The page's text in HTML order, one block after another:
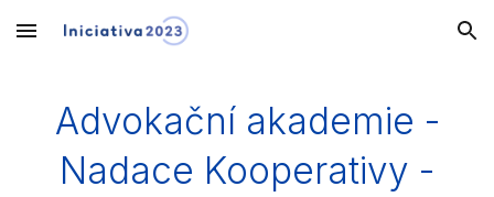
Skip to main content Skip to navigation
Advokační akademie -
Nadace Kooperativy -